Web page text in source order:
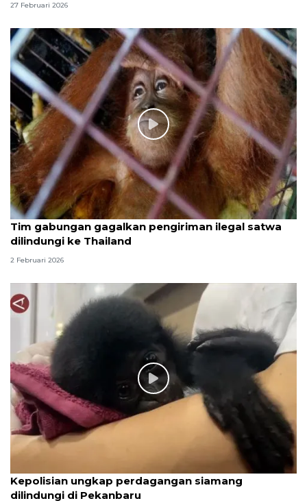
27 Februari 2026
Tim gabungan gagalkan pengiriman ilegal satwa
dilindungi ke Thailand
2 Februari 2026
Kepolisian ungkap perdagangan siamang
dilindungi di Pekanbaru